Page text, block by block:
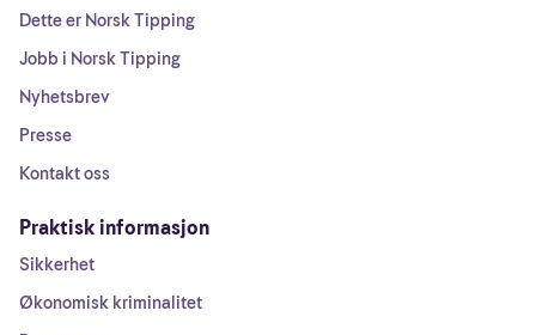
Dette er Norsk Tipping
Jobb i Norsk Tipping
Nyhetsbrev
Presse
Kontakt oss
Praktisk informasjon
Sikkerhet
Økonomisk kriminalitet